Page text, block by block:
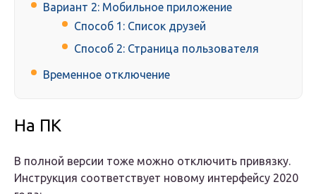
Вариант 2: Мобильное приложение
Способ 1: Список друзей
Способ 2: Страница пользователя
Временное отключение
На ПК
В полной версии тоже можно отключить привязку.
Инструкция соответствует новому интерфейсу 2020